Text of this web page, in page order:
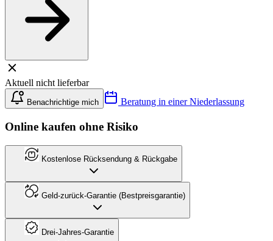
Aktuell nicht lieferbar
Benachrichtige mich Beratung in einer Niederlassung
Online kaufen ohne Risiko
Kostenlose Rücksendung & Rückgabe
Geld-zurück-Garantie (Bestpreisgarantie)
Drei-Jahres-Garantie